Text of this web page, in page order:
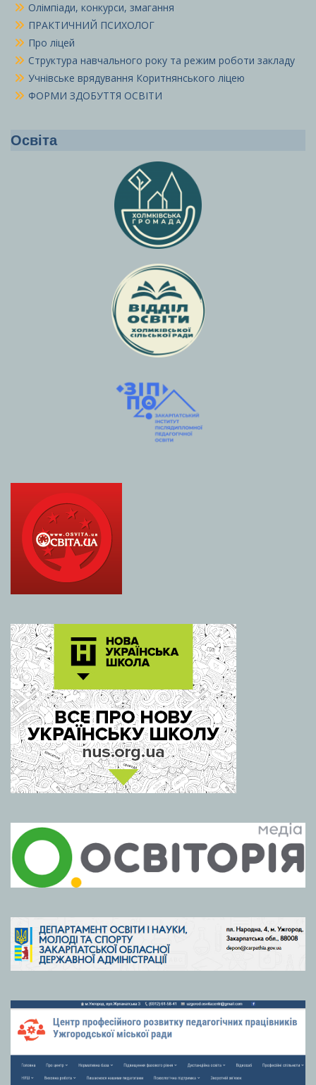
Олімпіади, конкурси, змагання
ПРАКТИЧНИЙ ПСИХОЛОГ
Про ліцей
Структура навчального року та режим роботи закладу
Учнівське врядування Коритнянського ліцею
ФОРМИ ЗДОБУТТЯ ОСВІТИ
Освіта